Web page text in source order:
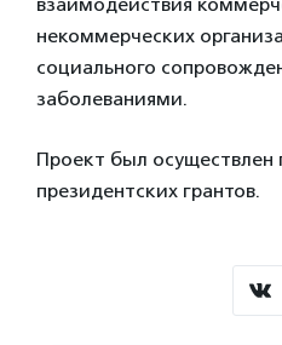
некоммерческих
социального
заболеваниями.
Проект был
президентских грантов.